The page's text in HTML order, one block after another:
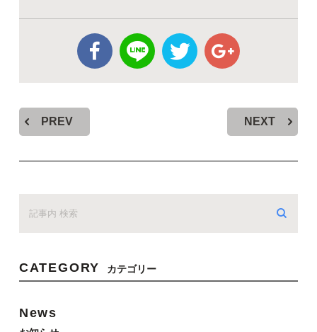
PREV NEXT
CATEGORY カテゴリー
News